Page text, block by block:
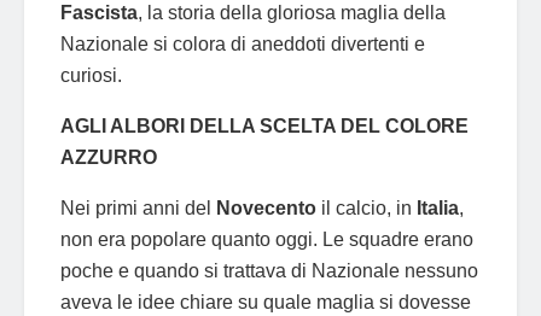
Fascista, la storia della gloriosa maglia della
Nazionale si colora di aneddoti divertenti e
curiosi.
AGLI ALBORI DELLA SCELTA DEL COLORE
AZZURRO
Nei primi anni del Novecento il calcio, in Italia,
non era popolare quanto oggi. Le squadre erano
poche e quando si trattava di Nazionale nessuno
aveva le idee chiare su quale maglia si dovesse